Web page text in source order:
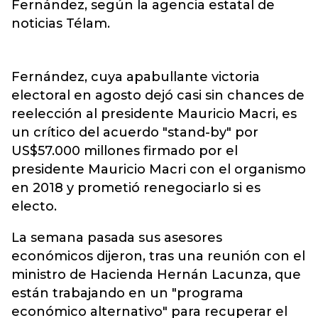
Fernández, según la agencia estatal de
noticias Télam.
Fernández, cuya apabullante victoria
electoral en agosto dejó casi sin chances de
reelección al presidente Mauricio Macri, es
un crítico del acuerdo "stand-by" por
US$57.000 millones firmado por el
presidente Mauricio Macri con el organismo
en 2018 y prometió renegociarlo si es
electo.
La semana pasada sus asesores
económicos dijeron, tras una reunión con el
ministro de Hacienda Hernán Lacunza, que
están trabajando en un "programa
económico alternativo" para recuperar el